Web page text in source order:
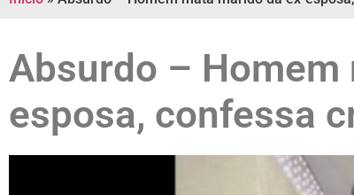
Absurdo – Homem
esposa, confessa